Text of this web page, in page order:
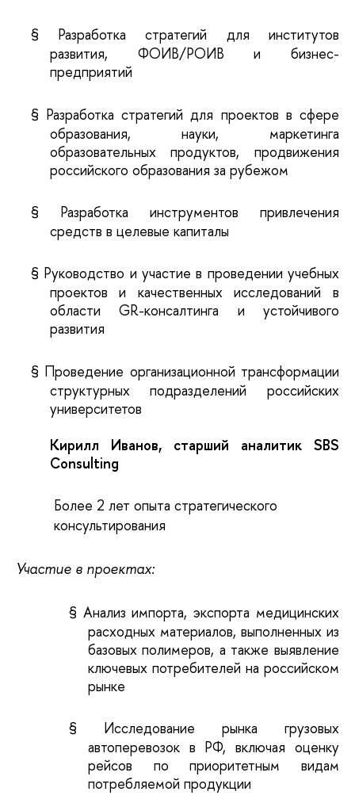
§
Разработка стратегий для институтов
развития, ФОИВ/РОИВ и бизнес-
предприятий
§ Разработка стратегий для проектов в сфере
образования, науки, маркетинга
образовательных продуктов, продвижения
российского образования за рубежом
§
Разработка инструментов привлечения
средств в целевые капиталы
§ Руководство и участие в проведении учебных
проектов и качественных исследований в
области GR-консалтинга и устойчивого
развития
§ Проведение организационной трансформации
структурных подразделений российских
университетов
Кирилл Иванов, старший аналитик SBS
Consulting
Более 2 лет опыта стратегического
консультирования
Участие в проектах:
§ Анализ импорта, экспорта медицинских
расходных материалов, выполненных из
базовых полимеров, а также выявление
ключевых потребителей на российском
рынке
§
Исследование рынка грузовых
автоперевозок в РФ, включая оценку
рейсов по приоритетным видам
потребляемой продукции